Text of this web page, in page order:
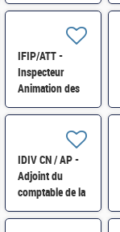
IFIP/ATT -
Inspecteur
Animation des
réseaux du
facturation
électronique H/F
IDIV CN / AP -
Adjoint du
comptable de la
trésorerie des